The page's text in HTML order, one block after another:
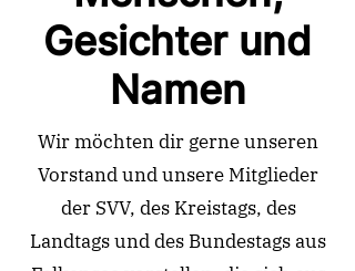
Gesichter und
Namen
Wir möchten dir gerne unseren
Vorstand und unsere Mitglieder
der SVV, des Kreistags, des
Landtags und des Bundestags aus